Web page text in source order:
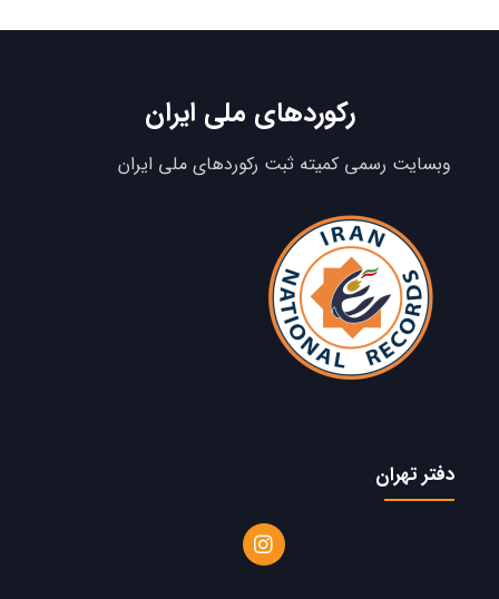
رکوردهای ملی ایران
وبسایت رسمی کمیته ثبت رکوردهای ملی ایران
دفتر تهران